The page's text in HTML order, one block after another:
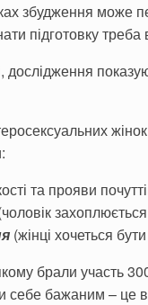
збудження
підготовку треба
дослідження
та прояви
(жінці хочеться
брали участь
себе бажаним – це